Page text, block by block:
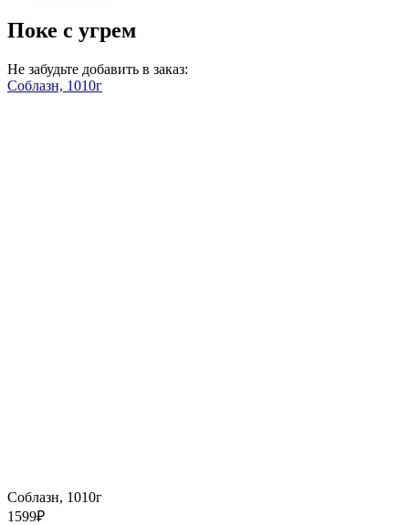
Поке с угрем
Не забудьте добавить в заказ:
Соблазн, 1010г
Соблазн, 1010г
1599₽